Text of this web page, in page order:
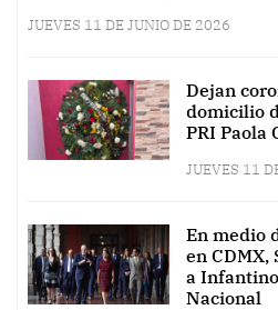
JUEVES 11 DE JUNIO DE 2026
Dejan
domicilio
PRI Paola
JUEVES 11
En medio
en CDMX,
a
Nacional